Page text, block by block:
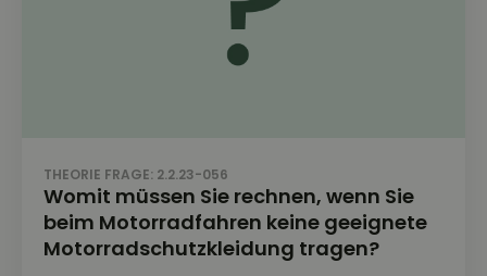
THEORIE FRAGE: 2.2.23-056
Womit müssen Sie rechnen, wenn Sie
beim Motorradfahren keine geeignete
Motorradschutzkleidung tragen?